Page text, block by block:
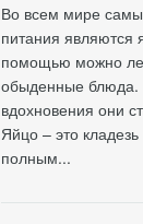
Во всем мире
питания являются
помощью можно
обыденные блюда.
вдохновения они
Яйцо – это
полным...